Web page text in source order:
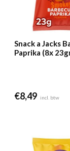
Snack a Jacks
Paprika (8x
€8,49 incl. btw